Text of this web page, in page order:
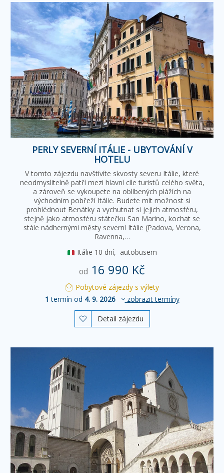
PERLY SEVERNÍ ITÁLIE - UBYTOVÁNÍ V
HOTELU
V tomto zájezdu navštívíte skvosty severu Itálie, které
neodmyslitelně patří mezi hlavní cíle turistů celého světa,
a zároveň se vykoupete na oblíbených plážích na
východním pobřeží Itálie. Budete mít možnost si
prohlédnout Benátky a vychutnat si jejich atmosféru,
stejně jako atmosféru státečku San Marino, kochat se
stále nádhernými městy severní Itálie (Padova, Verona,
Ravenna,…
Itálie 10 dní, autobusem
od 16 990 Kč
Pobytové zájezdy s výlety
1 termín od 4. 9. 2026 zobrazit termíny
 Detail zájezdu